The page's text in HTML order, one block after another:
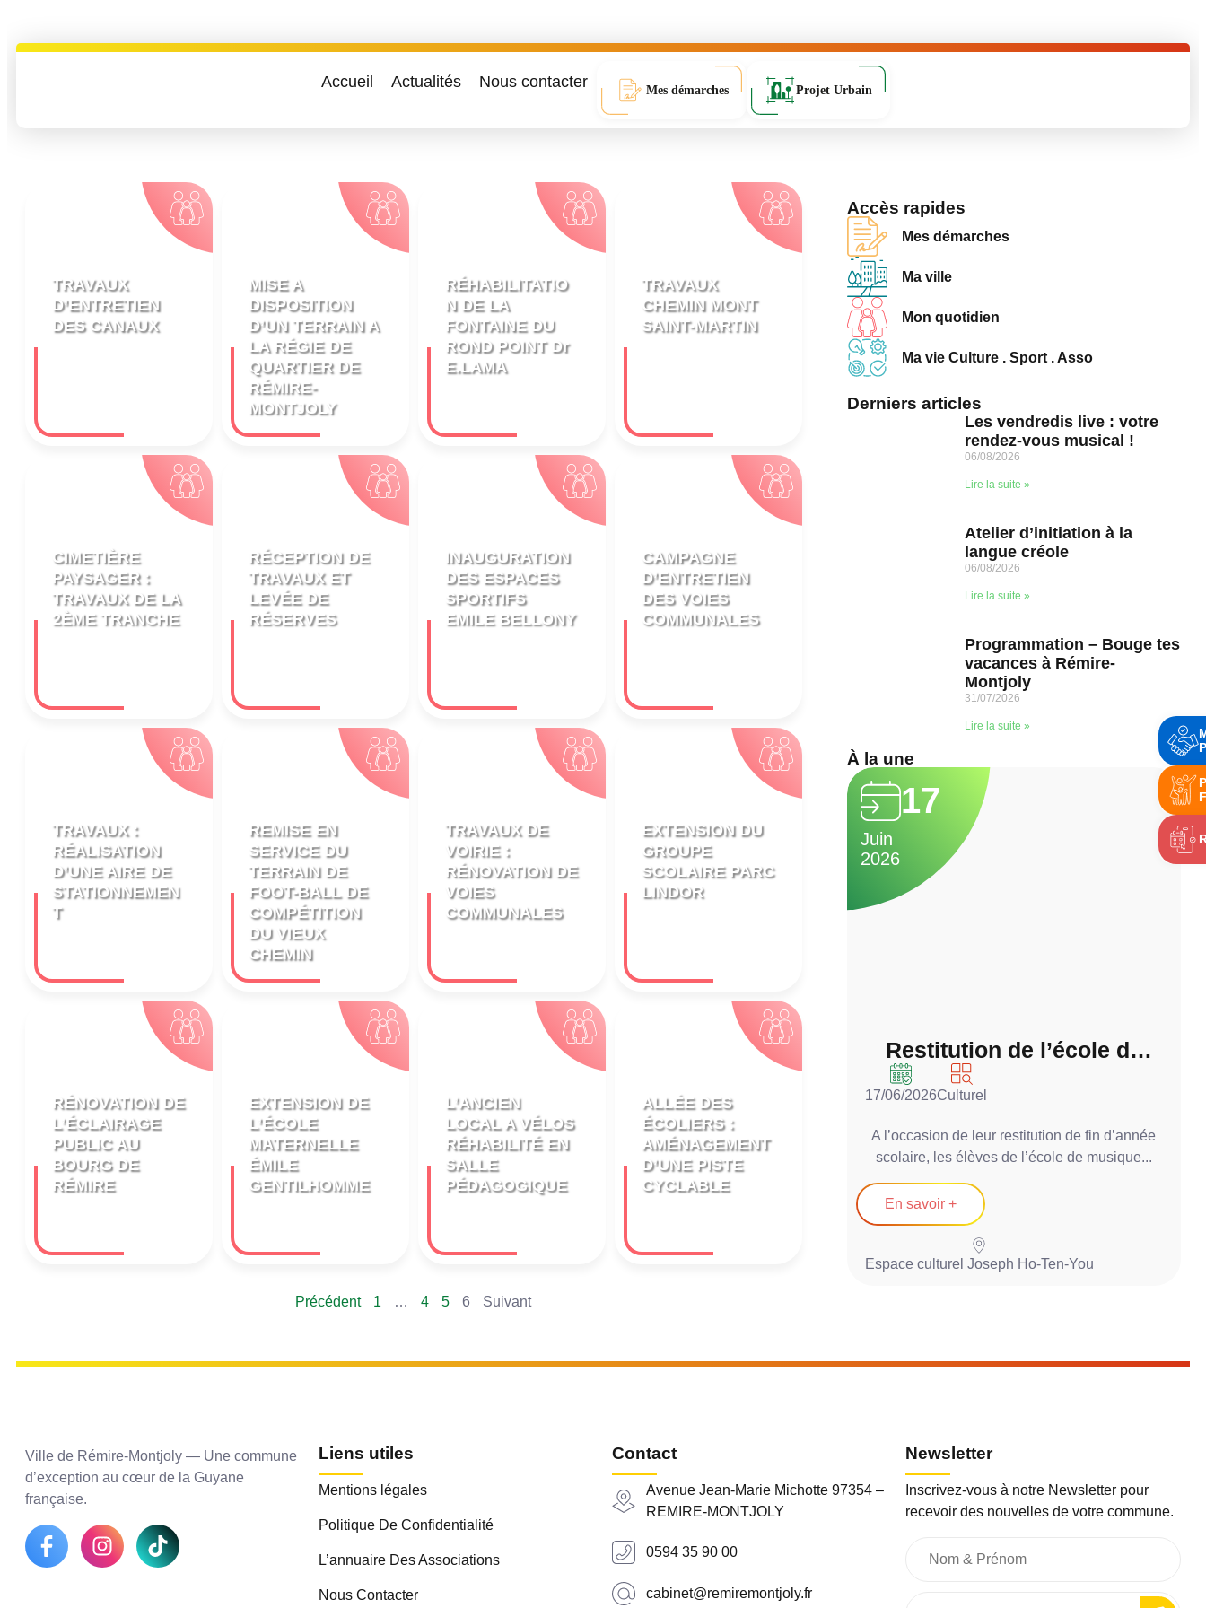
Accueil Actualités Nous contacter Mes démarches Projet Urbain
TRAVAUX
D’ENTRETIEN
DES CANAUX
MISE A
DISPOSITION
D’UN TERRAIN A
LA RÉGIE DE
QUARTIER DE
RÉMIRE-
MONTJOLY
RÉHABILITATIO
N DE LA
FONTAINE DU
ROND POINT Dr
E.LAMA
TRAVAUX
CHEMIN MONT
SAINT-MARTIN
CIMETIÈRE
PAYSAGER :
TRAVAUX DE LA
2ÈME TRANCHE
RÉCEPTION DE
TRAVAUX ET
LEVÉE DE
RÉSERVES
INAUGURATION
DES ESPACES
SPORTIFS
EMILE BELLONY
CAMPAGNE
D’ENTRETIEN
DES VOIES
COMMUNALES
TRAVAUX :
RÉALISATION
D’UNE AIRE DE
STATIONNEMEN
T
REMISE EN
SERVICE DU
TERRAIN DE
FOOT-BALL DE
COMPÉTITION
DU VIEUX
CHEMIN
TRAVAUX DE
VOIRIE :
RÉNOVATION DE
VOIES
COMMUNALES
EXTENSION DU
GROUPE
SCOLAIRE PARC
LINDOR
RÉNOVATION DE
L’ÉCLAIRAGE
PUBLIC AU
BOURG DE
RÉMIRE
EXTENSION DE
L’ÉCOLE
MATERNELLE
ÉMILE
GENTILHOMME
L’ANCIEN
LOCAL A VÉLOS
RÉHABILITÉ EN
SALLE
PÉDAGOGIQUE
ALLÉE DES
ÉCOLIERS :
AMÉNAGEMENT
D’UNE PISTE
CYCLABLE
Précédent 1 … 4 5 6 Suivant
Accès rapides
Mes démarches
Ma ville
Mon quotidien
Ma vie Culture . Sport . Asso
Derniers articles
Les vendredis live : votre
rendez-vous musical !
06/08/2026
Lire la suite »
Atelier d’initiation à la
langue créole
06/08/2026
Lire la suite »
Programmation – Bouge tes
vacances à Rémire-
Montjoly
31/07/2026
Lire la suite »
À la une
17
Juin
2026
Restitution de l’école de
musique municipale
17/06/2026Culturel
A l’occasion de leur restitution de fin d’année
scolaire, les élèves de l’école de musique...
En savoir +
Espace culturel Joseph Ho-Ten-You
Ville de Rémire-Montjoly — Une commune
d’exception au cœur de la Guyane
française.
Liens utiles
Mentions légales
Politique De Confidentialité
L’annuaire Des Associations
Nous Contacter
Contact
Avenue Jean-Marie Michotte 97354 –
REMIRE-MONTJOLY
0594 35 90 00
cabinet@remiremontjoly.fr
Newsletter
Inscrivez-vous à notre Newsletter pour
recevoir des nouvelles de votre commune.